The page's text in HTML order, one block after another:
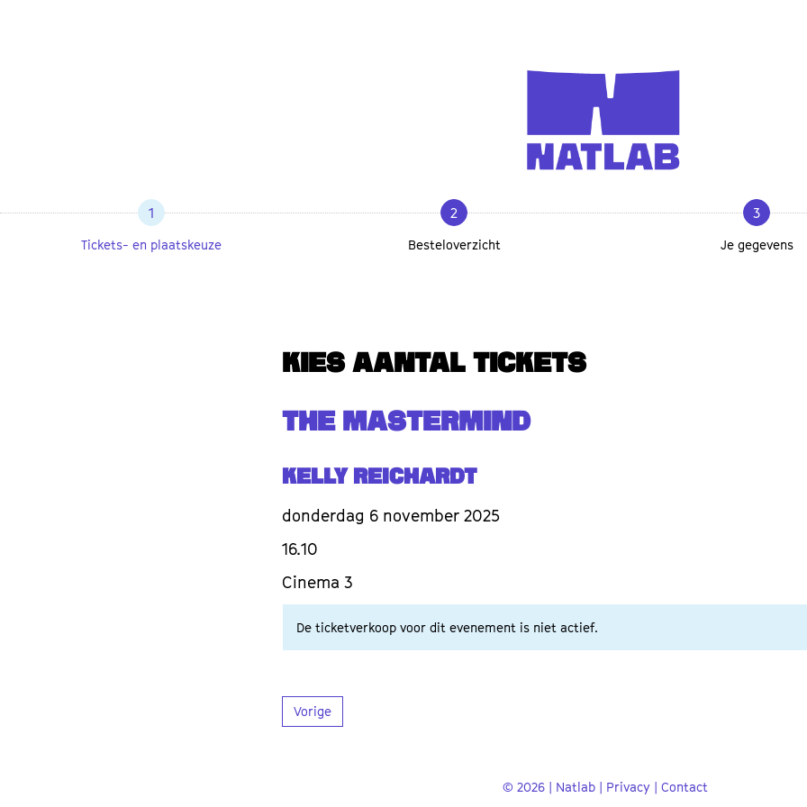
1
Tickets- en plaatskeuze
2
Besteloverzicht
3
Je gegevens
KIES AANTAL TICKETS
THE MASTERMIND
Kelly Reichardt
donderdag 6 november 2025
16.10
Cinema 3
De ticketverkoop voor dit evenement is niet actief.
Vorige
© 2026 | Natlab | Privacy | Contact